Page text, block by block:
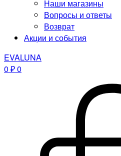
Наши магазины
Вопросы и ответы
Возврат
Акции и события
EVALUNA
0 ₽0